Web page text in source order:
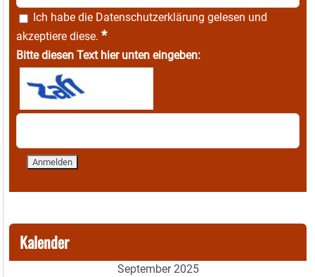
Ich habe die Datenschutzerklärung gelesen und
akzeptiere diese. *
Bitte diesen Text hier unten eingeben:
Kalender
September 2025